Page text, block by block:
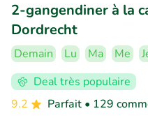
2-gangendiner à la
Dordrecht
Demain Lu Ma Me
Deal très populaire
9.2
Parfait • 129